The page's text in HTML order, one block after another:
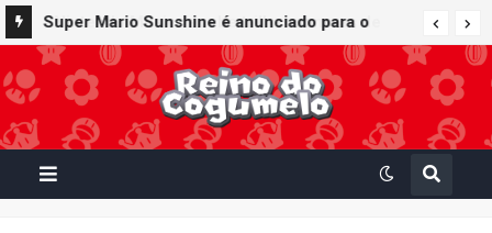
Super Mario Sunshine é anunciado para o
Nintendo GameCube - Nintendo Classics do
Nintendo Switch Online